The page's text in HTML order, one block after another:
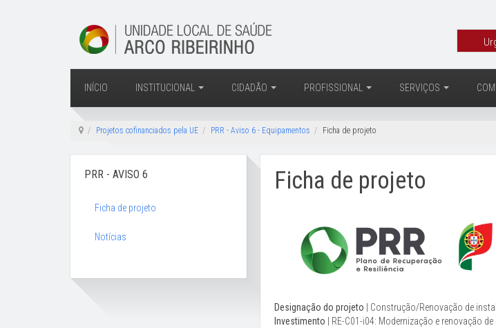
INÍCIO INSTITUCIONAL CIDADÃO PROFISSIONAL SERVIÇOS
Projetos cofinanciados pela UE PRR - Aviso 6 - Equipamentos Ficha de projeto
Ficha de projeto
Designação do projeto | Construção/Renovação de
Investimento | RE-C01-i04: Modernização e renovação
PRR - AVISO 6
Ficha de projeto
Notícias